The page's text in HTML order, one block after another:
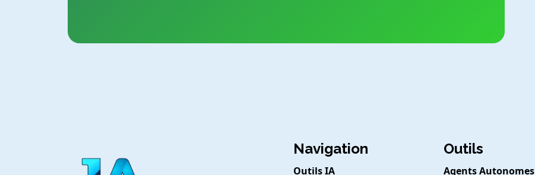
Navigation
Outils IA
Outils
Agents Autonomes